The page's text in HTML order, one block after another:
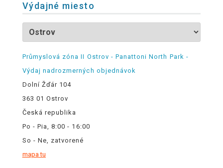
Výdajné miesto
Průmyslová zóna II Ostrov - Panattoni North Park -
Výdaj nadrozmerných objednávok
Dolní Žďár 104
363 01 Ostrov
Česká republika
Po - Pia, 8:00 - 16:00
So - Ne, zatvorené
mapa tu